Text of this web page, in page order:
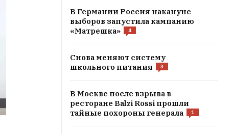
В Германии Россия накануне
выборов запустила кампанию
«Матрешка»
4
Снова меняют систему
школьного питания
3
В Москве после взрыва в
ресторане Balzi Rossi прошли
тайные похороны генерала
1